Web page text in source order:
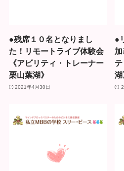
●残席１０名となりまし
た！リモートライブ体験会
《アビリティ・トレーナー
栗山葉湖》
2021年4月30日
●
湖